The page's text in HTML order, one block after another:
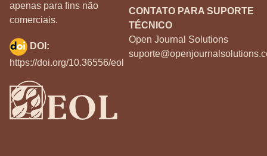
apenas para fins não
comerciais.
CONTATO PARA SUPORTE
TÉCNICO
Open Journal Solutions
DOI:
https://doi.org/10.36556/eol